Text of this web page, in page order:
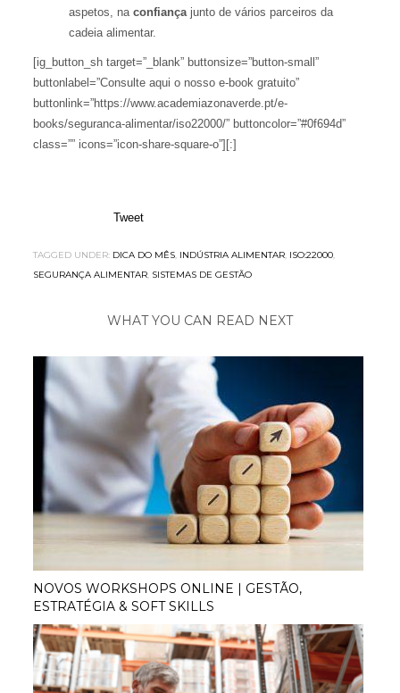
aspetos, naconfiançajunto de vários parceiros da
cadeia alimentar.
[ig_button_sh target=”_blank” buttonsize=”button-small”
buttonlabel=”Consulte aqui o nosso e-book gratuito”
buttonlink=”https://www.academiazonaverde.pt/e-
books/seguranca-alimentar/iso22000/” buttoncolor=”#0f694d”
class=”” icons=”icon-share-square-o”][:]
Tweet
TAGGED UNDER: DICA DO MÊS, INDÚSTRIA ALIMENTAR, ISO:22000,
SEGURANÇA ALIMENTAR, SISTEMAS DE GESTÃO
WHAT YOU CAN READ NEXT
NOVOS WORKSHOPS ONLINE | GESTÃO,
ESTRATÉGIA & SOFT SKILLS